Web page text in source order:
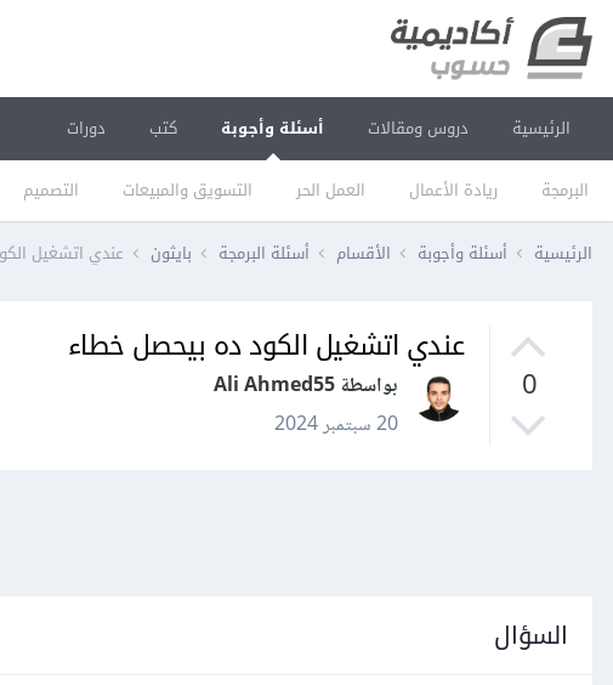
الرئيسية دروس ومقالات أسئلة وأجوبة
البرمجة ريادة الأعمال العمل الحر التسويق والمبيعات التصميم
كتب دورات
الرئيسية أسئلة وأجوبة الأقسام أسئلة البرمجة بايثون عندي اتشغيل
0
عندي اتشغيل الكود ده بيحصل خطاء
بواسطة Ali Ahmed55
20 سبتمبر 2024
السؤال